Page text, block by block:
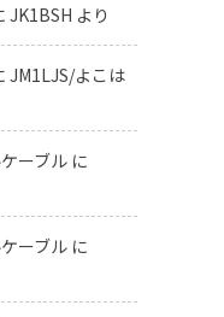
JK1BSH より
JM1LJS/よこは
ーブル に
ーブル に